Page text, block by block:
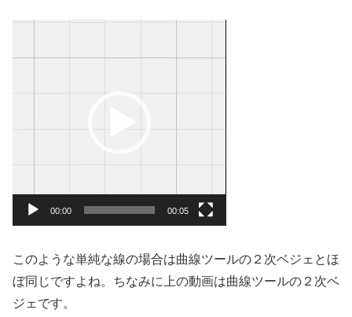
00:00 00:05
このような単純な線の場合は曲線ツールの２次ベジェとほ
ぼ同じですよね。ちなみに上の動画は曲線ツールの２次ベ
ジェです。